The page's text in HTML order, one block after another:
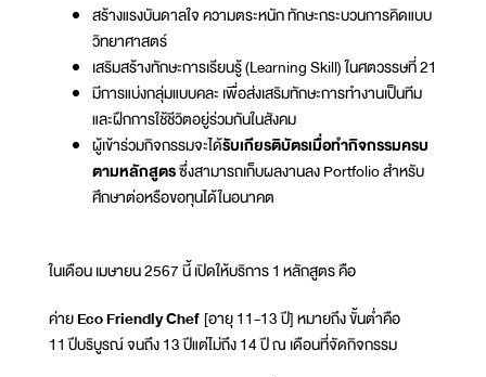
สร้างแรงบันดาลใจ ความตระหนัก ทักษะกระบวนการคิดแบบ
วิทยาศาสตร์
เสริมสร้างทักษะการเรียนรู้ (Learning Skill) ในศตวรรษที่ 21
มีการแบ่งกลุ่มแบบคละ เพื่อส่งเสริมทักษะการทำงานเป็นทีม
และฝึกการใช้ชีวิตอยู่ร่วมกันในสังคม
ผู้เข้าร่วมกิจกรรมจะได้รับเกียรติบัตรเมื่อทำกิจกรรมครบ
ตามหลักสูตรซึ่งสามารถเก็บผลงานลง Portfolio สำหรับ
ศึกษาต่อหรือขอทุนได้ในอนาคต
ในเดือน เมษายน 2567 นี้ เปิดให้บริการ 1 หลักสูตร คือ
ค่ายEco Friendly Chef [อายุ 11-13 ปี] หมายถึง ขั้นต่ำคือ
11 ปีบริบูรณ์ จนถึง 13 ปีแต่ไม่ถึง 14 ปี ณ เดือนที่จัดกิจกรรม